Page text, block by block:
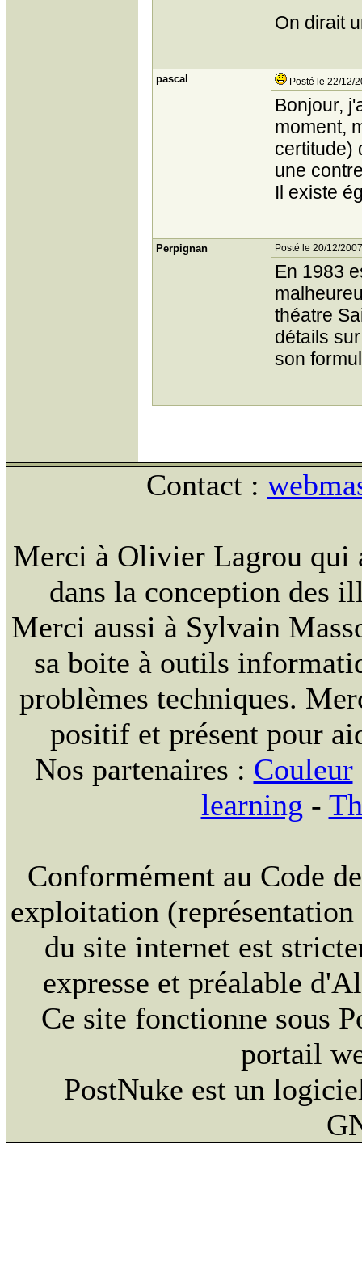
On dirait
pascal Posté le 22/12/
Bonjour,
moment,
certitude)
une
Il existe
Perpignan Posté le 20/12/
En 1983
théatre
détails
son
Contact :
Merci à Olivier Lagrou qui
dans la conception des
Merci aussi à Sylvain
sa boite à outils
problèmes techniques.
positif et présent pour
Nos partenaires : Couleur
learning -
Conformément au Code
exploitation
du site internet est
expresse et préalable
Ce site fonctionne sous
portail
PostNuke est un